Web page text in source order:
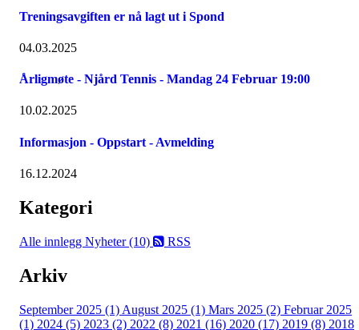
Treningsavgiften er nå lagt ut i Spond
04.03.2025
Årligmøte - Njård Tennis - Mandag 24 Februar 19:00
10.02.2025
Informasjon - Oppstart - Avmelding
16.12.2024
Kategori
Alle innlegg Nyheter (10) RSS
Arkiv
September 2025 (1) August 2025 (1) Mars 2025 (2) Februar 2025
(1) 2024 (5) 2023 (2) 2022 (8) 2021 (16) 2020 (17) 2019 (8) 2018